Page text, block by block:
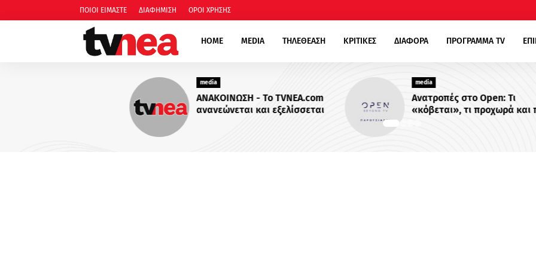
ΠΟΙΟΙ ΕΙΜΑΣΤΕ ΔΙΑΦΗΜΙΣΗ ΟΡΟΙ ΧΡΗΣΗΣ
HOME MEDIA ΤΗΛΕΘΕΑΣΗ ΚΡΙΤΙΚΕΣ ΔΙΑΦΟΡΑ ΠΡΟΓΡΑΜΜΑ TV
ΑΝΑΚΟΙΝΩΣΗ - Το TVNEA.com
ανανεώνεται και εξελίσσεται
Ανατροπές στο Open: Τι
«κόβεται», τι προχωρά και ποια
εκπομπή μπαίνει στον πάγο